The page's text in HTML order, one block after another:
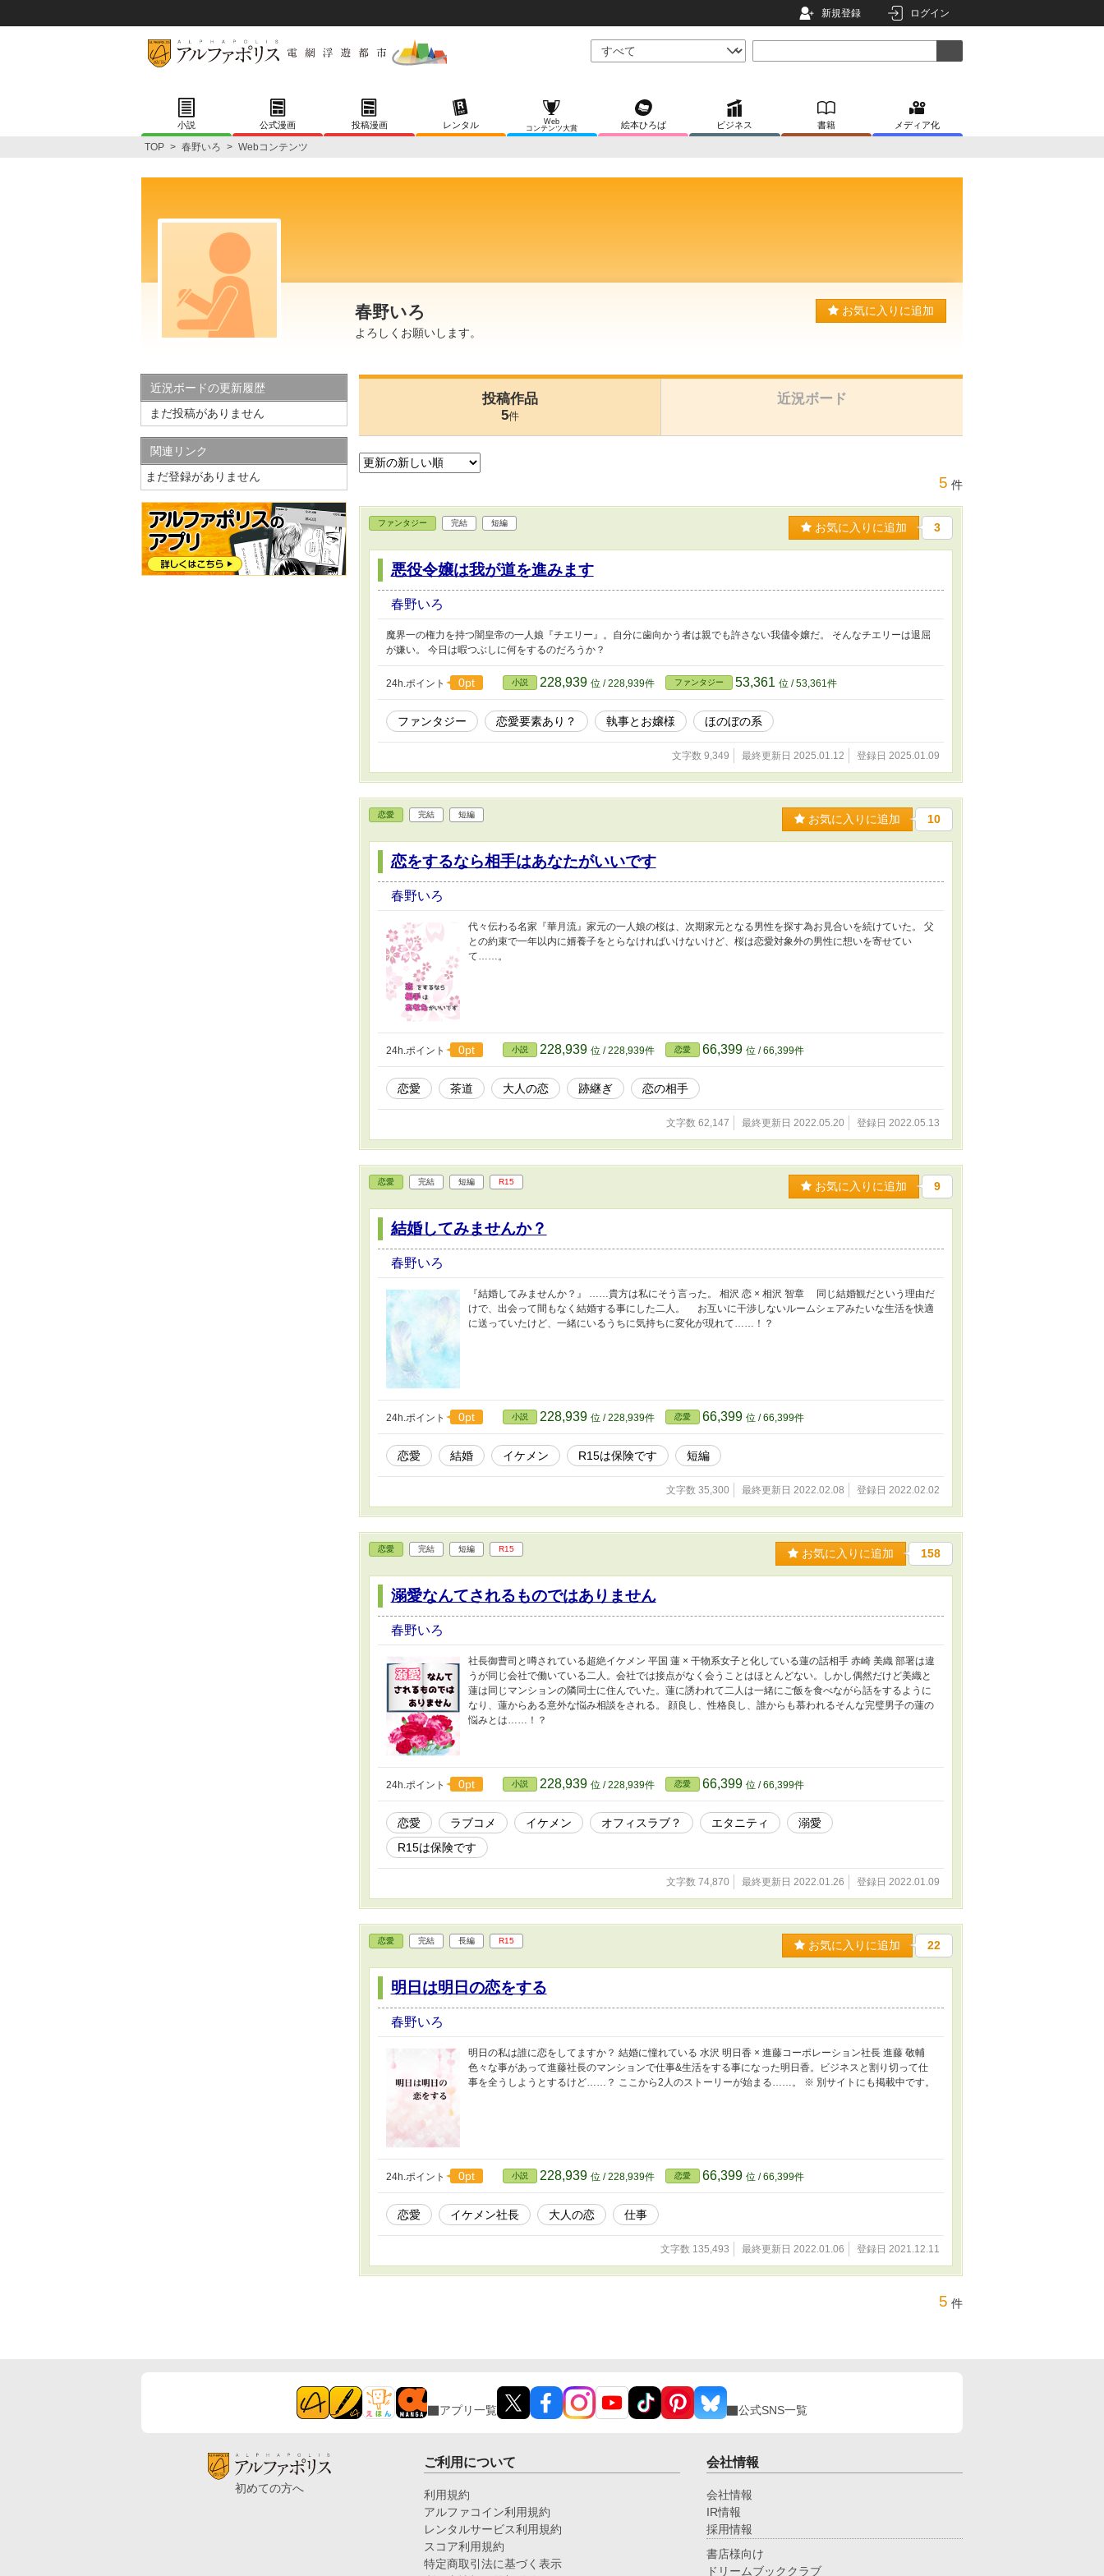
新規登録 ログイン
小説 公式漫画 投稿漫画 レンタル
Web
コンテンツ大賞
絵本ひろば ビジネス 書籍 メディア化
TOP > 春野いろ > Webコンテンツ
春野いろ
よろしくお願いします。
お気に入りに追加
投稿作品
5件
近況ボード
5 件
ファンタジー 完結 短編 お気に入りに追加 3
悪役令嬢は我が道を進みます
春野いろ
魔界一の権力を持つ闇皇帝の一人娘『チエリー』。自分に歯向かう者は親でも許さない我儘令嬢だ。 そんなチエリーは退屈
が嫌い。 今日は暇つぶしに何をするのだろうか？
24h.ポイント 0pt 小説 228,939 位 / 228,939件 ファンタジー 53,361 位 / 53,361件
ファンタジー 恋愛要素あり？ 執事とお嬢様 ほのぼの系
文字数 9,349 最終更新日 2025.01.12 登録日 2025.01.09
恋愛 完結 短編 お気に入りに追加 10
恋をするなら相手はあなたがいいです
春野いろ
代々伝わる名家『華月流』家元の一人娘の桜は、次期家元となる男性を探す為お見合いを続けていた。 父
との約束で一年以内に婿養子をとらなければいけないけど、桜は恋愛対象外の男性に想いを寄せてい
て……。
24h.ポイント 0pt 小説 228,939 位 / 228,939件 恋愛 66,399 位 / 66,399件
恋愛 茶道 大人の恋 跡継ぎ 恋の相手
文字数 62,147 最終更新日 2022.05.20 登録日 2022.05.13
恋愛 完結 短編 R15 お気に入りに追加 9
結婚してみませんか？
春野いろ
『結婚してみませんか？』 ……貴方は私にそう言った。 相沢 恋 × 相沢 智章 同じ結婚観だという理由だ
けで、出会って間もなく結婚する事にした二人。 お互いに干渉しないルームシェアみたいな生活を快適
に送っていたけど、一緒にいるうちに気持ちに変化が現れて……！？
24h.ポイント 0pt 小説 228,939 位 / 228,939件 恋愛 66,399 位 / 66,399件
恋愛 結婚 イケメン R15は保険です 短編
文字数 35,300 最終更新日 2022.02.08 登録日 2022.02.02
恋愛 完結 短編 R15 お気に入りに追加 158
溺愛なんてされるものではありません
春野いろ
社長御曹司と噂されている超絶イケメン 平国 蓮 × 干物系女子と化している蓮の話相手 赤崎 美織 部署は違
うが同じ会社で働いている二人。会社では接点がなく会うことはほとんどない。しかし偶然だけど美織と
蓮は同じマンションの隣同士に住んでいた。蓮に誘われて二人は一緒にご飯を食べながら話をするように
なり、蓮からある意外な悩み相談をされる。 顔良し、性格良し、誰からも慕われるそんな完璧男子の蓮の
悩みとは……！？
24h.ポイント 0pt 小説 228,939 位 / 228,939件 恋愛 66,399 位 / 66,399件
恋愛 ラブコメ イケメン オフィスラブ？ エタニティ
溺愛
R15は保険です
文字数 74,870 最終更新日 2022.01.26 登録日 2022.01.09
恋愛 完結 長編 R15 お気に入りに追加 22
明日は明日の恋をする
春野いろ
明日の私は誰に恋をしてますか？ 結婚に憧れている 水沢 明日香 × 進藤コーポレーション社長 進藤 敬輔
色々な事があって進藤社長のマンションで仕事&生活をする事になった明日香。ビジネスと割り切って仕
事を全うしようとするけど……？ ここから2人のストーリーが始まる……。 ※ 別サイトにも掲載中です。
24h.ポイント 0pt 小説 228,939 位 / 228,939件 恋愛 66,399 位 / 66,399件
恋愛 イケメン社長 大人の恋 仕事
文字数 135,493 最終更新日 2022.01.06 登録日 2021.12.11
5 件
近況ボードの更新履歴
まだ投稿がありません
関連リンク
まだ登録がありません
アプリ一覧 公式SNS一覧
初めての方へ
ご利用について
利用規約
アルファコイン利用規約
レンタルサービス利用規約
スコア利用規約
特定商取引法に基づく表示
会社情報
会社情報
IR情報
採用情報
書店様向け
ドリームブッククラブ